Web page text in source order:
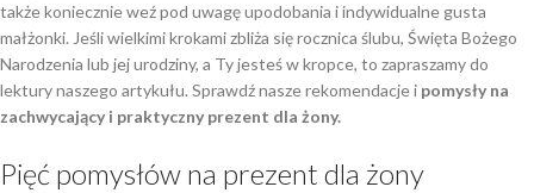
także koniecznie weź pod uwagę upodobania i indywidualne gusta
małżonki. Jeśli wielkimi krokami zbliża się rocznica ślubu, Święta Bożego
Narodzenia lub jej urodziny, a Ty jesteś w kropce, to zapraszamy do
lektury naszego artykułu. Sprawdź nasze rekomendacje i pomysły na
zachwycający i praktyczny prezent dla żony.
Pięć pomysłów na prezent dla żony